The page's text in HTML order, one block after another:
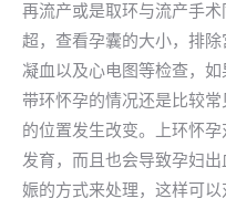
再流产或是取环与流产手
超，查看孕囊的大小，排除
凝血以及心电图等检查，如
带环怀孕的情况还是比较
的位置发生改变。上环怀
发育，而且也会导致孕妇
娠的方式来处理，这样可